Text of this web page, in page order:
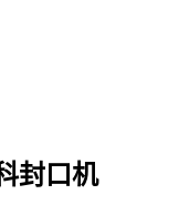
封口机